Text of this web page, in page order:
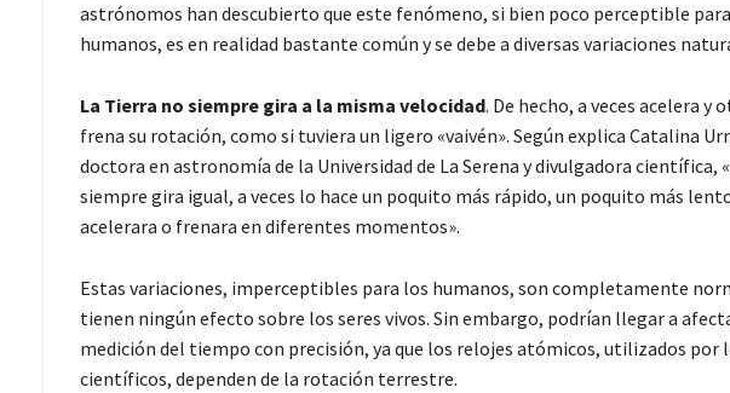
astrónomos han descubierto que este fenómeno, si bien poco perceptible
humanos, es en realidad bastante común y se debe a diversas variaciones
La Tierra no siempre gira a la misma velocidad. De hecho, a veces acelera y
frena su rotación, como si tuviera un ligero «vaivén». Según explica Catalina
doctora en astronomía de la Universidad de La Serena y divulgadora científica,
siempre gira igual, a veces lo hace un poquito más rápido, un poquito más
acelerara o frenara en diferentes momentos».
Estas variaciones, imperceptibles para los humanos, son completamente
tienen ningún efecto sobre los seres vivos. Sin embargo, podrían llegar a
medición del tiempo con precisión, ya que los relojes atómicos, utilizados por
científicos, dependen de la rotación terrestre.